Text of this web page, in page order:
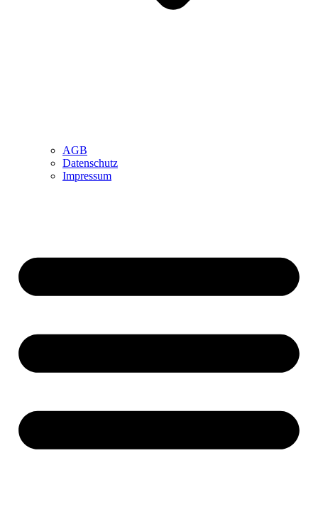
AGB
Datenschutz
Impressum